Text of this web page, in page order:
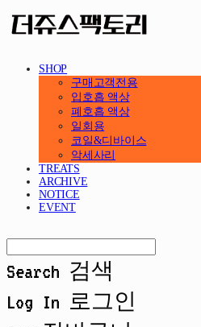
SHOP
구매고객전용
입호흡 액상
폐호흡 액상
일회용
코일&디바이스
악세사리
TREATS
ARCHIVE
NOTICE
EVENT
Search 검색
Log In 로그인